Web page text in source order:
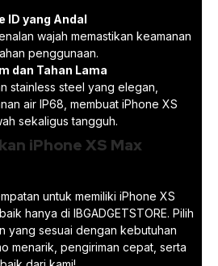
ID yang Andal
wajah memastikan keamanan
penggunaan.
dan Tahan Lama
stainless steel yang elegan,
air IP68, membuat iPhone XS
sekaligus tangguh.
iPhone XS Max
untuk memiliki iPhone XS
hanya di IBGADGETSTORE. Pilih
yang sesuai dengan kebutuhan
menarik, pengiriman cepat, serta